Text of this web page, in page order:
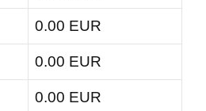
0.00 EUR
0.00 EUR
0.00 EUR